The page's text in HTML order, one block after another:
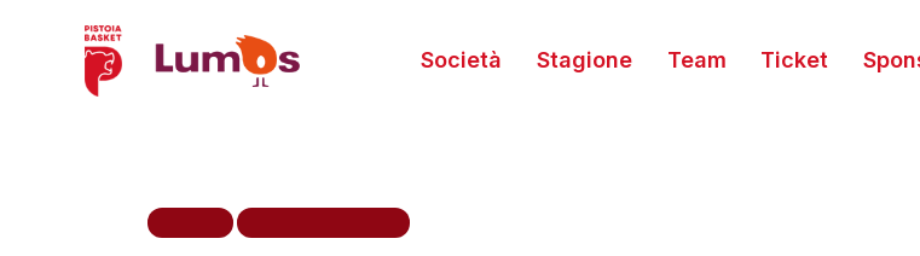
Società Stagione Team Ticket